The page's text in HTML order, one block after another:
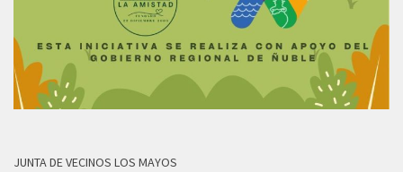
JUNTA DE VECINOS LOS MAYOS